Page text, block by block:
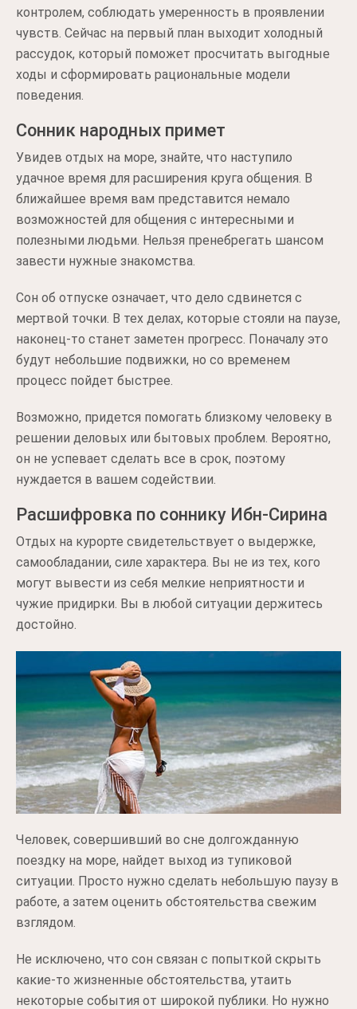
контролем, соблюдать умеренность в проявлении
чувств. Сейчас на первый план выходит холодный
рассудок, который поможет просчитать выгодные
ходы и сформировать рациональные модели
поведения.
Сонник народных примет
Увидев отдых на море, знайте, что наступило
удачное время для расширения круга общения. В
ближайшее время вам представится немало
возможностей для общения с интересными и
полезными людьми. Нельзя пренебрегать шансом
завести нужные знакомства.
Сон об отпуске означает, что дело сдвинется с
мертвой точки. В тех делах, которые стояли на паузе,
наконец-то станет заметен прогресс. Поначалу это
будут небольшие подвижки, но со временем
процесс пойдет быстрее.
Возможно, придется помогать близкому человеку в
решении деловых или бытовых проблем. Вероятно,
он не успевает сделать все в срок, поэтому
нуждается в вашем содействии.
Расшифровка по соннику Ибн-Сирина
Отдых на курорте свидетельствует о выдержке,
самообладании, силе характера. Вы не из тех, кого
могут вывести из себя мелкие неприятности и
чужие придирки. Вы в любой ситуации держитесь
достойно.
Человек, совершивший во сне долгожданную
поездку на море, найдет выход из тупиковой
ситуации. Просто нужно сделать небольшую паузу в
работе, а затем оценить обстоятельства свежим
взглядом.
Не исключено, что сон связан с попыткой скрыть
какие-то жизненные обстоятельства, утаить
некоторые события от широкой публики. Но нужно